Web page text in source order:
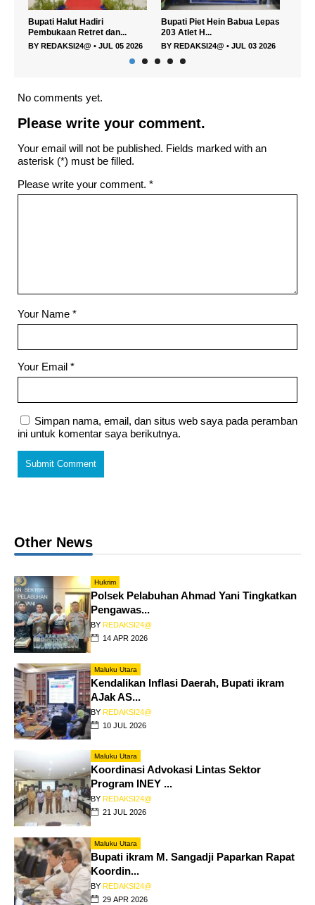
Bupati Piet Hein Babua Lepas
203 Atlet H...
BYREDAKSI24@ •JUL 03 2026
Pemkab Halmahera Utara
Gandeng UGM, Unkh...
BYREDAKSI24@ •JUL 03 2026
No comments yet.
Please write your comment.
Your email will not be published. Fields marked with an
asterisk (*) must be filled.
Please write your comment. *
Your Name *
Your Email *
Simpan nama, email, dan situs web saya pada peramban
ini untuk komentar saya berikutnya.
Other News
Hukrim
Polsek Pelabuhan Ahmad Yani Tingkatkan
Pengawas...
BY REDAKSI24@
14 APR 2026
Maluku Utara
Kendalikan Inflasi Daerah, Bupati ikram
AJak AS...
BY REDAKSI24@
10 JUL 2026
Maluku Utara
Koordinasi Advokasi Lintas Sektor
Program INEY ...
BY REDAKSI24@
21 JUL 2026
Maluku Utara
Bupati ikram M. Sangadji Paparkan Rapat
Koordin...
BY REDAKSI24@
29 APR 2026